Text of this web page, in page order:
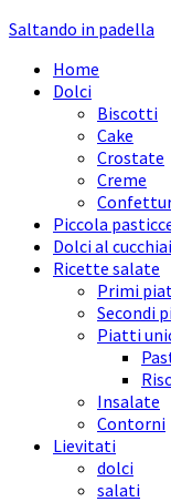
Saltando in padella
Home
Dolci
Biscotti
Cake
Crostate
Creme
Piccola
Dolci al
Ricette salate
Primi
Secondi
Piatti
Insalate
Contorni
Lievitati
dolci
salati